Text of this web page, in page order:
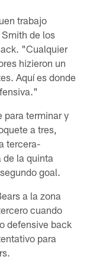
trabajo
de los
"Cualquier
hizieron un
Aquí es donde
para terminar y
a tres,
tercera-
de la quinta
goal.
a la zona
cuando
defensive back
para